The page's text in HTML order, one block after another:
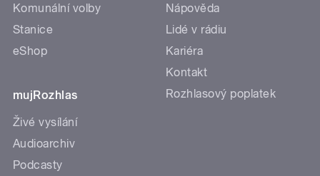
Komunální volby
Stanice
eShop
mujRozhlas
Živé vysílání
Audioarchiv
Podcasty
Nápověda
Lidé v rádiu
Kariéra
Kontakt
Rozhlasový poplatek